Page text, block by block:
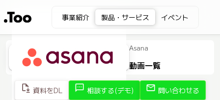
事業紹介 製品・サービス イベント
Asana
動画一覧
file_save 資料をDL sms 相談する(デモ) mail 問い合わせる